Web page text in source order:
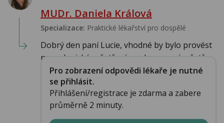
MUDr. Daniela Králová
Specializace: Praktické lékařství pro dospělé
Dobrý den paní Lucie, vhodné by bylo provést
neurologické vyšetření a zobrazovací vyšetře...
Pro zobrazení odpovědi lékaře je nutné
se přihlásit.
Přihlášení/registrace je zdarma a zabere
průměrně 2 minuty.